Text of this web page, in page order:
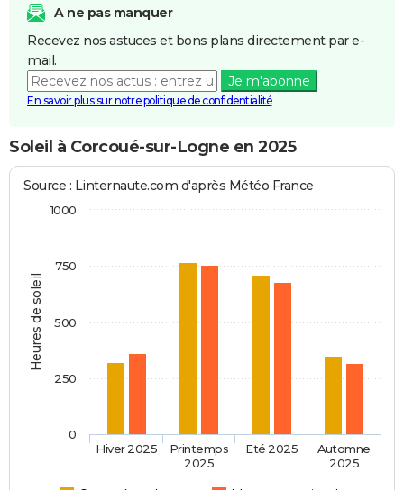
A ne pas manquer
Recevez nos astuces et bons plans directement par e-
mail.
Je m'abonne
En savoir plus sur notre politique de confidentialité
Soleil à Corcoué-sur-Logne en 2025
Heures de soleil
Source : Linternaute.com d'après Météo France
Hiver 2025
Printemps
2025
Eté 2025
Automne
2025
0
1000
250
500
750